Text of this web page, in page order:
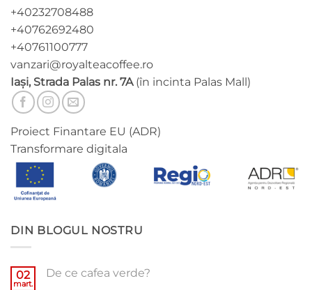
pagina
produsului.
+40232708488
+40762692480
+40761100777
vanzari@royalteacoffee.ro
Iași, Strada Palas nr. 7A(în incinta Palas Mall)
Proiect Finantare EU (ADR)
Transformare digitala
DIN BLOGUL NOSTRU
02
mart.
De ce cafea verde?